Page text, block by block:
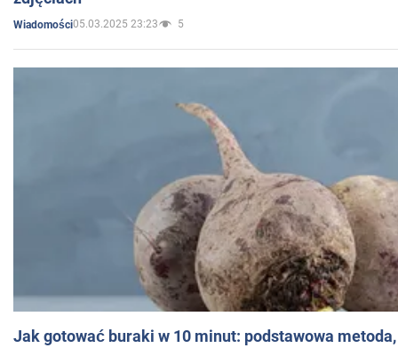
Wiadomości05.03.2025 23:23 5
Jak gotować buraki w 10 minut: podstawowa